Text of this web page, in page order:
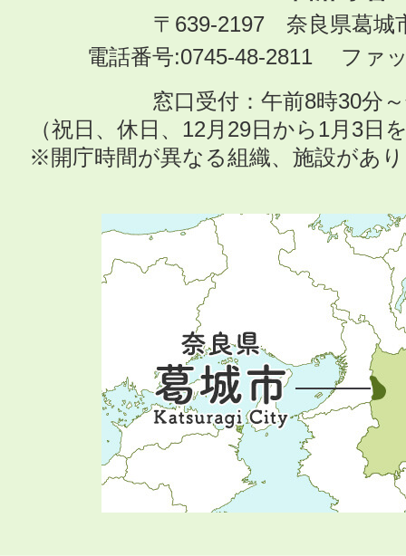
〒639-2197 奈良県葛城
電話番号:0745-48-2811 ファ
窓口受付：午前8時30分
（祝日、休日、12月29日から1月3日
※開庁時間が異なる組織、施設があ